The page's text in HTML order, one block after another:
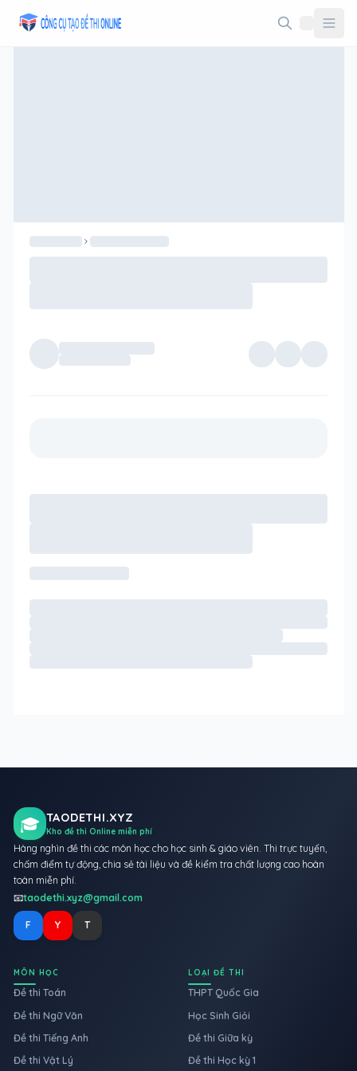
🎓 TAODETHI.XYZ
Kho đề thi Online miễn phí
Hàng nghìn đề thi các môn học cho học sinh & giáo viên. Thi trực tuyến,
chấm điểm tự động, chia sẻ tài liệu và đề kiểm tra chất lượng cao hoàn
toàn miễn phí.
📧taodethi.xyz@gmail.com
F Y T
MÔN HỌC
Đề thi Toán
Đề thi Ngữ Văn
Đề thi Tiếng Anh
Đề thi Vật Lý
LOẠI ĐỀ THI
THPT Quốc Gia
Học Sinh Giỏi
Đề thi Giữa kỳ
Đề thi Học kỳ 1